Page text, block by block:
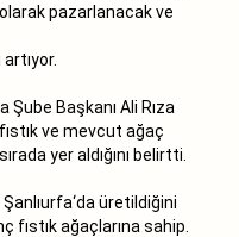
olarak pazarlanacak ve
Başkanı Ali Rıza
ve mevcut ağaç
yer aldığını belirtti.
Şanlıurfa‘da üretildiğini
fıstık ağaçlarına sahip.